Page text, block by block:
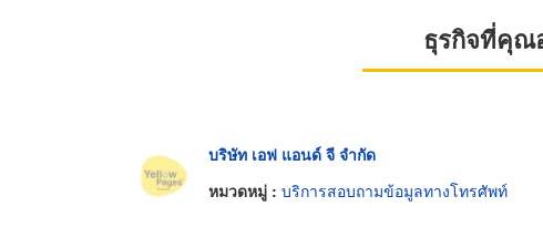
ธุรกิจที่คุณ
บริษัท เอฟ แอนด์ จี จำกัด
หมวดหมู่ : บริการสอบถามข้อมูลทางโทรศัพท์